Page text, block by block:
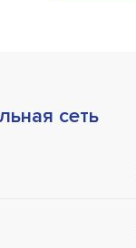
сеть